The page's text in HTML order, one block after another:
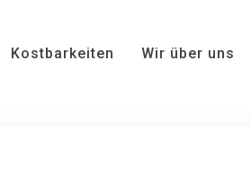
Kostbarkeiten Wir über uns